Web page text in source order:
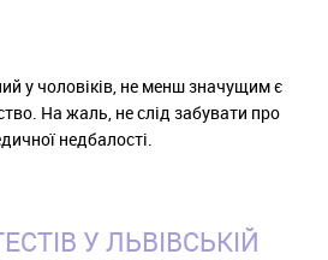
у чоловіків, не менш значущим є
На жаль, не слід забувати про
недбалості.
У ЛЬВІВСЬКІЙ